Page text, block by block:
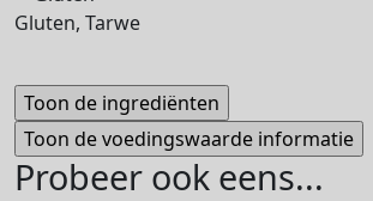
Gluten, Tarwe
Probeer ook eens...